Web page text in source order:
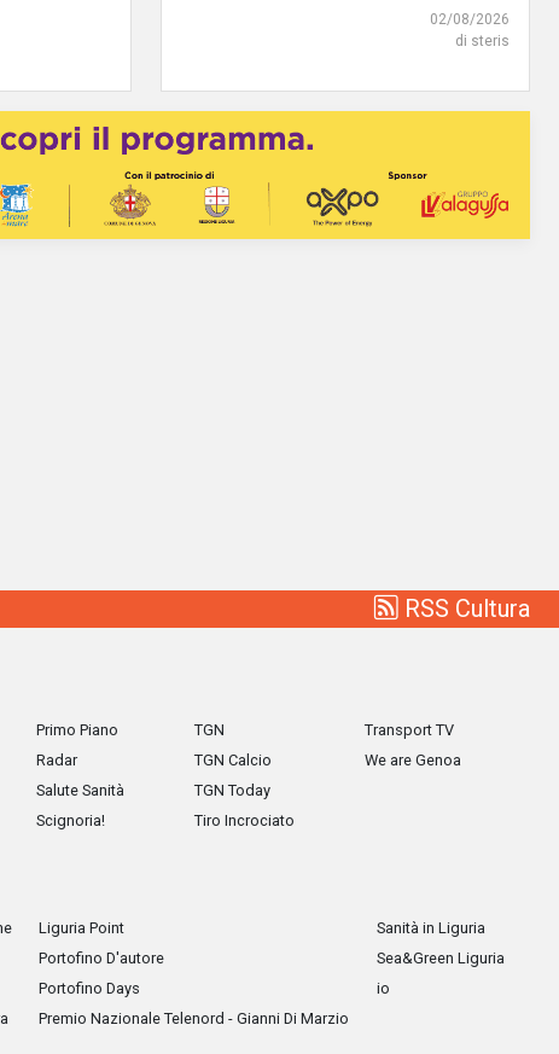
02/08/2026
di steris
RSS Cultura
Primo Piano
Radar
Salute Sanità
Scignoria!
TGN
TGN Calcio
TGN Today
Tiro Incrociato
Transport TV
We are Genoa
Liguria Point
Portofino D'autore
Portofino Days
Premio Nazionale Telenord - Gianni Di Marzio
Sanità in Liguria
Sea&Green Liguria
io